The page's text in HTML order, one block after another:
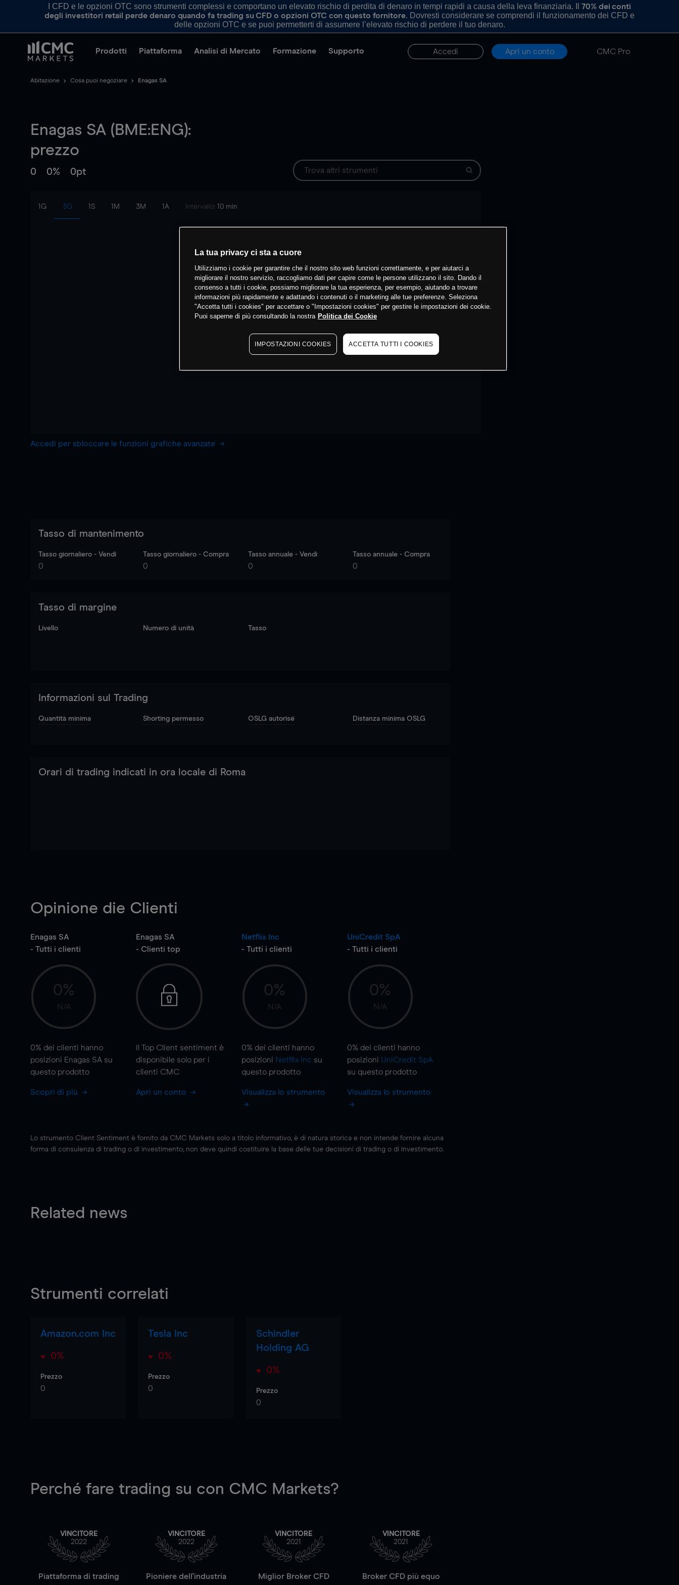
I CFD e le opzioni OTC sono strumenti complessi e comportano un elevato rischio di perdita di denaro in tempi rapidi a causa della leva finanziaria. Il 70% dei conti
degli investitori retail perde denaro quando fa trading su CFD o opzioni OTC con questo fornitore. Dovresti considerare se comprendi il funzionamento dei CFD e
delle opzioni OTC e se puoi permetterti di assumere l’elevato rischio di perdere il tuo denaro.
Prodotti Piattaforma Analisi di Mercato Formazione Supporto Accedi Apri un conto CMC Pro
Abitazione Cosa puoi negoziare Enagas SA
Enagas SA (BME:ENG):
prezzo
0 0% 0pt
1G 3G 1S 1M 3M 1A Intervallo: 10 min
Accedi per sbloccare le funzioni grafiche avanzate
Tasso di mantenimento
Tasso giornaliero - Vendi
0
Tasso giornaliero - Compra
0
Tasso annuale - Vendi
0
Tasso annuale - Compra
0
Tasso di margine
Livello Numero di unità Tasso
Informazioni sul Trading
Quantità minima Shorting permesso OSLG autorisé Distanza minima OSLG
Orari di trading indicati in ora locale di Roma
Opinione die Clienti
Enagas SA
- Tutti i clienti
0%
N/A
0% dei clienti hanno
posizioni Enagas SA su
questo prodotto
Scopri di più
Enagas SA
- Clienti top
Il Top Client sentiment è
disponibile solo per i
clienti CMC
Apri un conto
Netflix Inc
- Tutti i clienti
0%
N/A
0% dei clienti hanno
posizioni Netflix Inc su
questo prodotto
Visualizza lo strumento
UniCredit SpA
- Tutti i clienti
0%
N/A
0% dei clienti hanno
posizioni UniCredit SpA
su questo prodotto
Visualizza lo strumento
Lo strumento Client Sentiment è fornito da CMC Markets solo a titolo informativo, è di natura storica e non intende fornire alcuna
forma di consulenza di trading o di investimento; non deve quindi costituire la base delle tue decisioni di trading o di investimento.
Related news
Strumenti correlati
Amazon.com Inc
0%
Prezzo
0
Tesla Inc
0%
Prezzo
0
Schindler
Holding AG
0%
Prezzo
0
Perché fare trading su con CMC Markets?
VINCITORE
2022
Piattaforma di trading
VINCITORE
2022
Pioniere dell'industria
VINCITORE
2021
Miglior Broker CFD
VINCITORE
2021
Broker CFD più equo
La tua privacy ci sta a cuore
Utilizziamo i cookie per garantire che il nostro sito web funzioni correttamente, e per aiutarci a
migliorare il nostro servizio, raccogliamo dati per capire come le persone utilizzano il sito. Dando il
consenso a tutti i cookie, possiamo migliorare la tua esperienza, per esempio, aiutando a trovare
informazioni più rapidamente e adattando i contenuti o il marketing alle tue preferenze. Seleziona
"Accetta tutti i cookies" per accettare o "Impostazioni cookies" per gestire le impostazioni dei cookie.
Puoi saperne di più consultando la nostra Politica dei Cookie
IMPOSTAZIONI COOKIES ACCETTA TUTTI I COOKIES